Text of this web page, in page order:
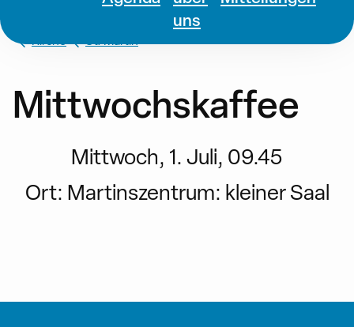
uns
Kirche St. Martin
Mittwochskaffee
Mittwoch, 1. Juli, 09.45
Ort: Martinszentrum: kleiner Saal